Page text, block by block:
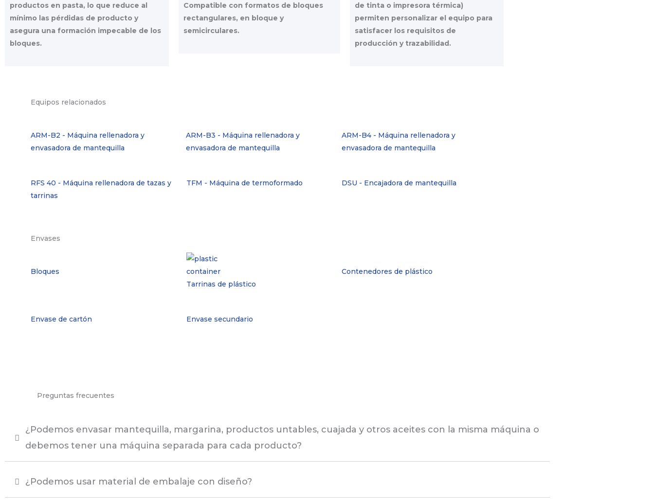
productos en pasta, lo que reduce al
mínimo las pérdidas de producto y
asegura una formación impecable de los
bloques.
Compatible con formatos de bloques
rectangulares, en bloque y
semicirculares.
de tinta o impresora térmica)
permiten personalizar el equipo para
satisfacer los requisitos de
producción y trazabilidad.
Equipos relacionados
ARM-B2 - Máquina rellenadora y
envasadora de mantequilla
ARM-B3 - Máquina rellenadora y
envasadora de mantequilla
ARM-B4 - Máquina rellenadora y
envasadora de mantequilla
RFS 40 - Máquina rellenadora de tazas y
tarrinas
TFM - Máquina de termoformado DSU - Encajadora de mantequilla
Envases
Bloques
Tarrinas de plástico
Contenedores de plástico
Envase de cartón Envase secundario
Preguntas frecuentes
¿Podemos envasar mantequilla, margarina, productos untables, cuajada y otros aceites con la misma máquina o
debemos tener una máquina separada para cada producto?
¿Podemos usar material de embalaje con diseño?